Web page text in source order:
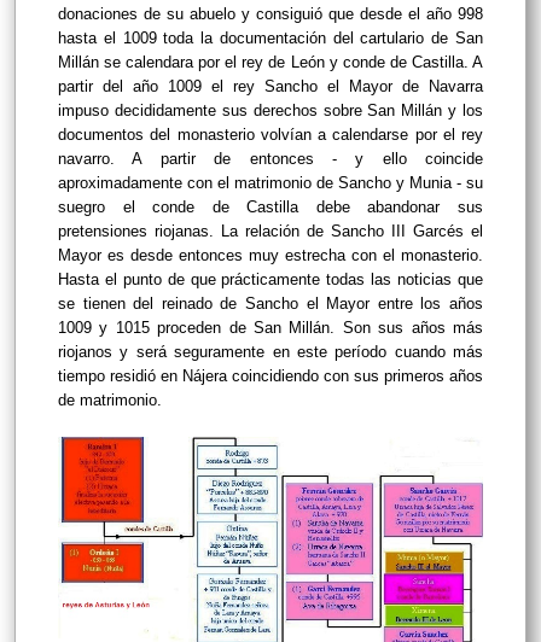
donaciones de su abuelo y consiguió que desde el año 998
hasta el 1009 toda la documentación del cartulario de San
Millán se calendara por el rey de León y conde de Castilla. A
partir del año 1009 el rey Sancho el Mayor de Navarra
impuso decididamente sus derechos sobre San Millán y los
documentos del monasterio volvían a calendarse por el rey
navarro. A partir de entonces - y ello coincide
aproximadamente con el matrimonio de Sancho y Munia - su
suegro el conde de Castilla debe abandonar sus
pretensiones riojanas. La relación de Sancho III Garcés el
Mayor es desde entonces muy estrecha con el monasterio.
Hasta el punto de que prácticamente todas las noticias que
se tienen del reinado de Sancho el Mayor entre los años
1009 y 1015 proceden de San Millán. Son sus años más
riojanos y será seguramente en este período cuando más
tiempo residió en Nájera coincidiendo con sus primeros años
de matrimonio.